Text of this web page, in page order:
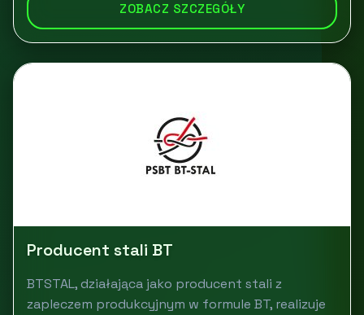
ZOBACZ SZCZEGÓŁY
Producent stali BT
BTSTAL, działająca jako producent stali z
zapleczem produkcyjnym w formule BT, realizuje